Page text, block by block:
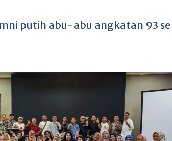
putih abu-abu angkatan 93 se